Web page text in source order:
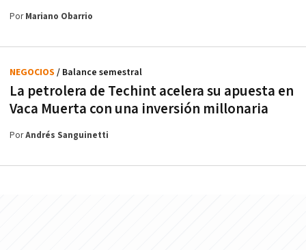
PorMariano Obarrio
La petrolera de Techint acelera su apuesta en
Vaca Muerta con una inversión millonaria
NEGOCIOS / Balance semestral
PorAndrés Sanguinetti